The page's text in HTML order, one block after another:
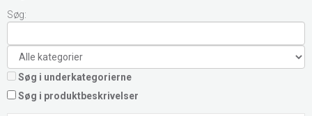
Søg:
Søg i underkategorierne
Søg i produktbeskrivelser